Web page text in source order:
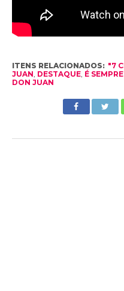
ITENS RELACIONADOS: "7
JUAN, DESTAQUE, É
DON JUAN